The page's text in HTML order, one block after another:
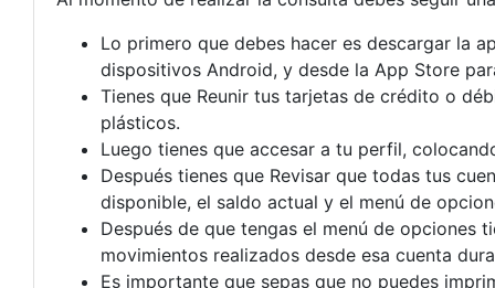
Lo primero que debes hacer es descargar la
dispositivos Android, y desde la App Store
Tienes que Reunir tus tarjetas de crédito o
plásticos.
Luego tienes que accesar a tu perfil,
Después tienes que Revisar que todas tus
disponible, el saldo actual y el menú de
Después de que tengas el menú de opciones
movimientos realizados desde esa cuenta
Es importante que sepas que no puedes